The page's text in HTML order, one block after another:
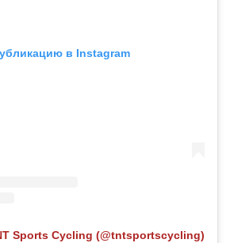
в Instagram
Sports Cycling (@tntsportscycling)